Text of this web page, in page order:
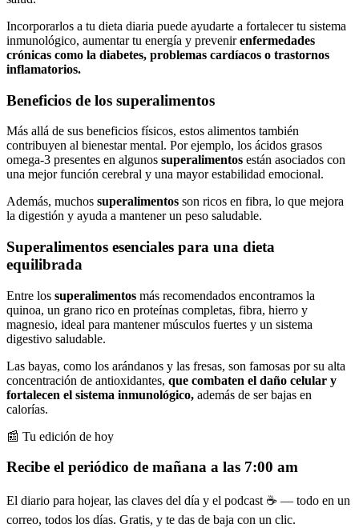
Incorporarlos a tu dieta diaria puede ayudarte a fortalecer tu sistema
inmunológico, aumentar tu energía y prevenirenfermedades
crónicas como la diabetes, problemas cardíacos o trastornos
inflamatorios.
Beneficios de los superalimentos
Más allá de sus beneficios físicos, estos alimentos también
contribuyen al bienestar mental. Por ejemplo, los ácidos grasos
omega-3 presentes en algunos superalimentos están asociados con
una mejor función cerebral y una mayor estabilidad emocional.
Además, muchos superalimentos son ricos en fibra, lo que mejora
la digestión y ayuda a mantener un peso saludable.
Superalimentos esenciales para una dieta
equilibrada
Entre los superalimentos más recomendados encontramos la
quinoa, un grano rico en proteínas completas, fibra, hierro y
magnesio, ideal para mantener músculos fuertes y un sistema
digestivo saludable.
Las bayas, como los arándanos y las fresas, son famosas por su alta
concentración de antioxidantes, que combaten el daño celular y
fortalecen el sistema inmunológico, además de ser bajas en
calorías.
📰 Tu edición de hoy
Recibe el periódico de mañana a las 7:00 am
El diario para hojear, las claves del día y el podcast ☕ — todo en un
correo, todos los días. Gratis, y te das de baja con un clic.